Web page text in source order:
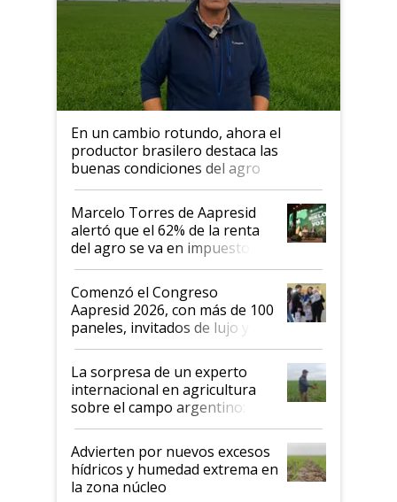
En un cambio rotundo, ahora el
productor brasilero destaca las
buenas condiciones del agro
argentino para invertir: "Los veo
más motivados"
Marcelo Torres de Aapresid
alertó que el 62% de la renta
del agro se va en impuestos:
"No es bueno que en
Argentina se sigan discutiendo
las mismas cosas de hace 50
años"
Comenzó el Congreso
Aapresid 2026, con más de 100
paneles, invitados de lujo y
todas las tendencias
La sorpresa de un experto
internacional en agricultura
sobre el campo argentino:
"Estoy muy impresionado"
Advierten por nuevos excesos
hídricos y humedad extrema en
la zona núcleo